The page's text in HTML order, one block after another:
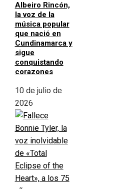
Albeiro Rincón,
la voz de la
música popular
que nació en
Cundinamarca y
sigue
conquistando
corazones
10 de julio de
2026